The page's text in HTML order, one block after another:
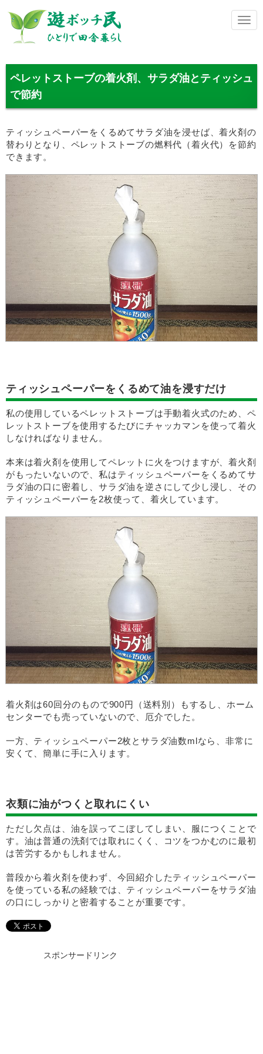
メ
ニ
ペレットストーブの着火剤、サラダ油とティッシュ
で節約
ティッシュペーパーをくるめてサラダ油を浸せば、着火剤の
替わりとなり、ペレットストーブの燃料代（着火代）を節約
できます。
ティッシュペーパーをくるめて油を浸すだけ
私の使用しているペレットストーブは手動着火式のため、ペ
レットストーブを使用するたびにチャッカマンを使って着火
しなければなりません。
本来は着火剤を使用してペレットに火をつけますが、着火剤
がもったいないので、私はティッシュペーパーをくるめてサ
ラダ油の口に密着し、サラダ油を逆さにして少し浸し、その
ティッシュペーパーを2枚使って、着火しています。
着火剤は60回分のもので900円（送料別）もするし、ホーム
センターでも売っていないので、厄介でした。
一方、ティッシュペーパー2枚とサラダ油数mlなら、非常に
安くて、簡単に手に入ります。
衣類に油がつくと取れにくい
ただし欠点は、油を誤ってこぼしてしまい、服につくことで
す。油は普通の洗剤では取れにくく、コツをつかむのに最初
は苦労するかもしれません。
普段から着火剤を使わず、今回紹介したティッシュペーパー
を使っている私の経験では、ティッシュペーパーをサラダ油
の口にしっかりと密着することが重要です。
スポンサードリンク